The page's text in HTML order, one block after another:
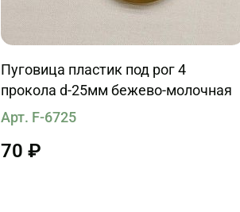
Пуговица пластик под рог 4
прокола d-25мм бежево-молочная
Арт. F-6725
70 ₽